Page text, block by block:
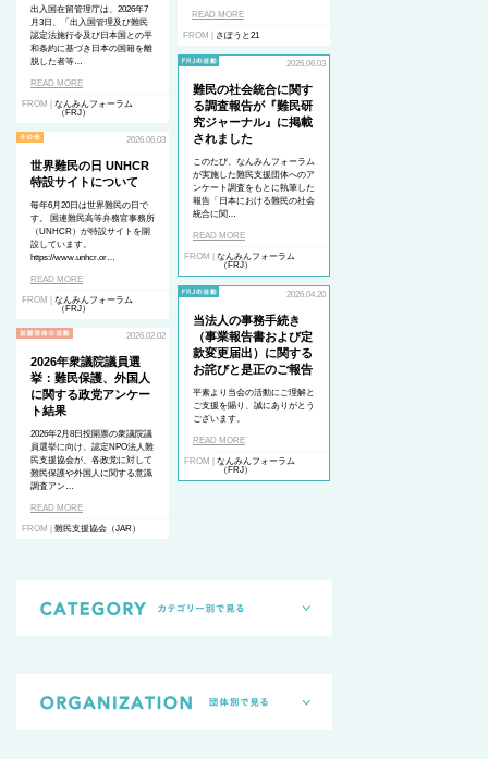
READ MORE
FROM | さぽうと21
出入国在留管理庁は、2026年7
月3日、「出入国管理及び難民
認定法施行令及び日本国との平
和条約に基づき日本の国籍を離
脱した者等…
READ MORE
FROM | なんみんフォーラム
（FRJ）
2026.06.03
難民の社会統合に関す
る調査報告が『難民研
究ジャーナル』に掲載
されました
このたび、なんみんフォーラム
が実施した難民支援団体へのア
ンケート調査をもとに執筆した
報告「日本における難民の社会
統合に関…
READ MORE
FROM | なんみんフォーラム
（FRJ）
2026.06.03
世界難民の日 UNHCR
特設サイトについて
毎年6月20日は世界難民の日で
す。 国連難民高等弁務官事務所
（UNHCR）が特設サイトを開
設しています。
https://www.unhcr.or…
READ MORE
FROM | なんみんフォーラム
（FRJ）
2026.04.20
当法人の事務手続き
（事業報告書および定
款変更届出）に関する
お詫びと是正のご報告
平素より当会の活動にご理解と
ご支援を賜り、誠にありがとう
ございます。
READ MORE
FROM | なんみんフォーラム
（FRJ）
2026.02.02
2026年衆議院議員選
挙：難民保護、外国人
に関する政党アンケー
ト結果
2026年2月8日投開票の衆議院議
員選挙に向け、認定NPO法人難
民支援協会が、各政党に対して
難民保護や外国人に関する意識
調査アン…
READ MORE
FROM | 難民支援協会（JAR）